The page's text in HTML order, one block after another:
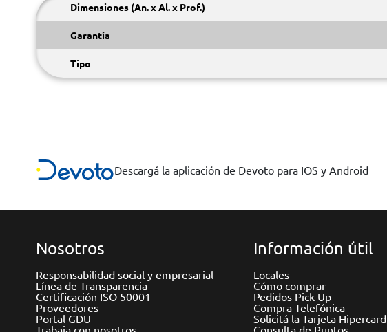
Dimensiones (An. x Al. x Prof.)
Garantía
Tipo
Descargá la aplicación de Devoto para IOS y Android
Nosotros
Responsabilidad social y empresarial
Línea de Transparencia
Certificación ISO 50001
Proveedores
Portal GDU
Trabaja con nosotros
Información útil
Locales
Cómo comprar
Pedidos Pick Up
Compra Telefónica
Solicitá la Tarjeta Hipercard
Consulta de Puntos